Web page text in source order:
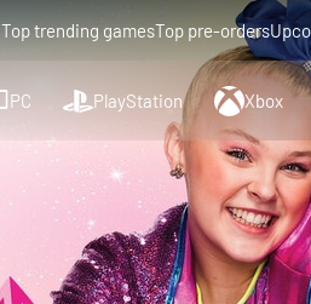
Top trending gamesTop pre-orders
PC PlayStation Xbox